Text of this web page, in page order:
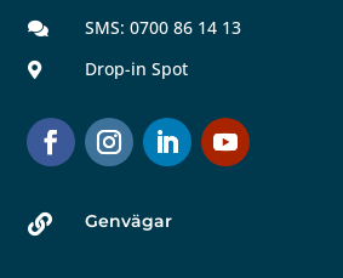
 SMS: 0700 86 14 13
 Drop-in Spot
 Genvägar